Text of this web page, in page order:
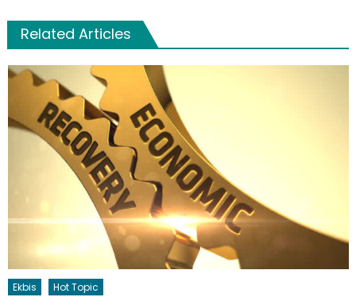
Related Articles
Ekbis Hot Topic